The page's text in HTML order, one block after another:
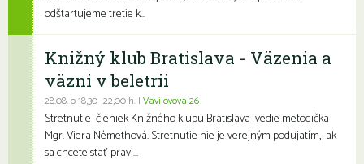
odštartujeme tretie k...
Knižný klub Bratislava - Väzenia a
väzni v beletrii
28.08. o 18,30- 22,00 h. | Vavilovova 26
Stretnutie členiek Knižného klubu Bratislava vedie metodička
Mgr. Viera Némethová. Stretnutie nie je verejným podujatím, ak
sa chcete stať pravi...